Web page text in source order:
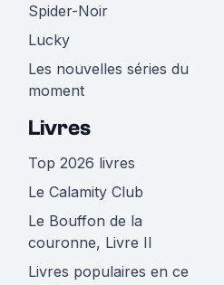
Spider-Noir
Lucky
Les nouvelles séries du
moment
Livres
Top 2026 livres
Le Calamity Club
Le Bouffon de la
couronne, Livre II
Livres populaires en ce